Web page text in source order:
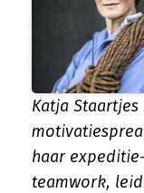
Katja
haar
teamwork,